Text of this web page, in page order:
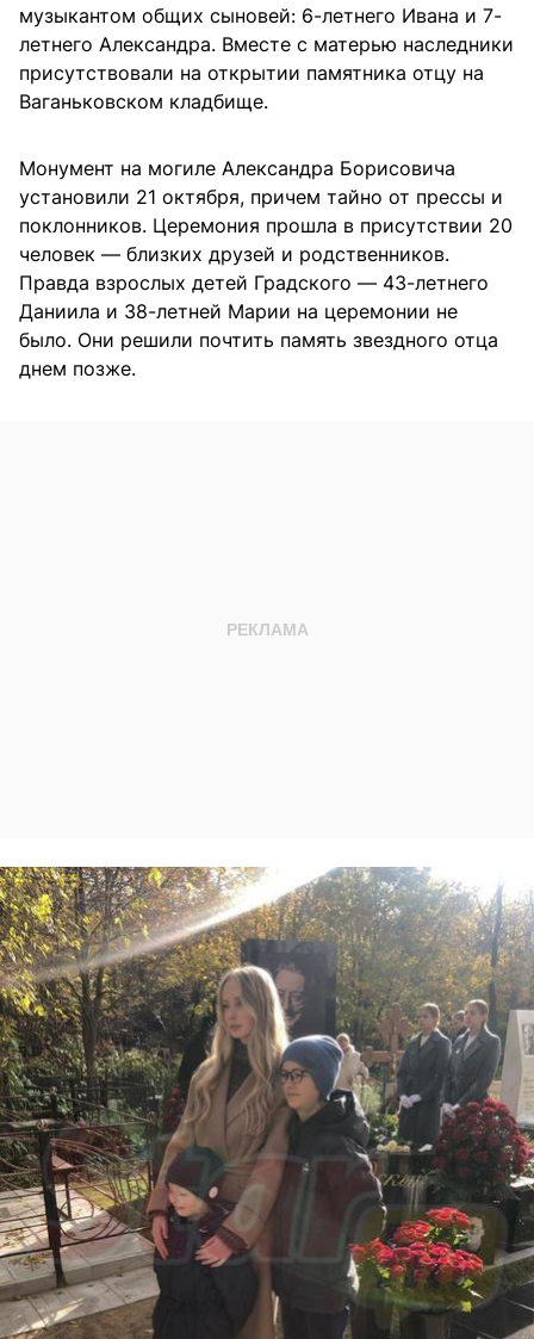
музыкантом общих сыновей: 6-летнего Ивана и 7-
летнего Александра. Вместе с матерью наследники
присутствовали на открытии памятника отцу на
Ваганьковском кладбище.
Монумент на могиле Александра Борисовича
установили 21 октября, причем тайно от прессы и
поклонников. Церемония прошла в присутствии 20
человек — близких друзей и родственников.
Правда взрослых детей Градского — 43-летнего
Даниила и 38-летней Марии на церемонии не
было. Они решили почтить память звездного отца
днем позже.